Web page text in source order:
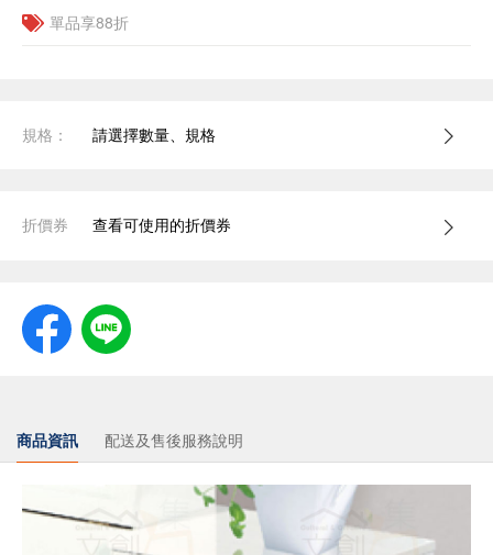
單品享88折
規格： 請選擇數量、規格
折價券 查看可使用的折價券
商品資訊 配送及售後服務說明